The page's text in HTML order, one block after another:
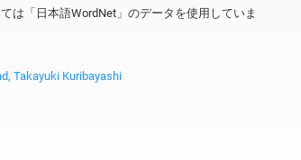
は「日本語WordNet」のデータを使用していま
Takayuki Kuribayashi